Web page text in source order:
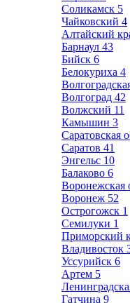
Соликамск 5
Чайковский 4
Алтайский
Барнаул 43
Бийск 6
Белокуриха 4
Волгоград 42
Волжский 11
Камышин 3
Саратовская
Саратов 41
Энгельс 10
Балаково 6
Воронежская
Воронеж 52
Острогожск 1
Семилуки 1
Приморский
Владивосток
Уссурийск 6
Артем 5
Гатчина 9